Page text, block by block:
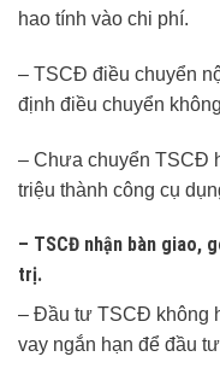
hao tính vào chi phí.
– TSCĐ điều chuyển
định điều chuyển
– Chưa chuyển TSCĐ
triệu thành công cụ
– TSCĐ nhận bàn giao,
trị.
– Đầu tư TSCĐ không
vay ngắn hạn để đầu